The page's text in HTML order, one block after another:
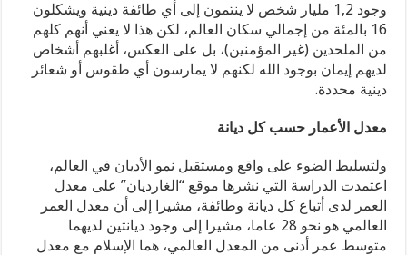
وجود 1,2 مليار شخص لا ينتمون إلى أي طائفة دينية ويشكلون
16 بالمئة من إجمالي سكان العالم، لكن هذا لا يعني أنهم كلهم
من الملحدين (غير المؤمنين)، بل على العكس، أغلبهم أشخاص
لديهم إيمان بوجود الله لكنهم لا يمارسون أي طقوس أو شعائر
دينية محددة.
معدل الأعمار حسب كل ديانة
ولتسليط الضوء على واقع ومستقبل نمو الأديان في العالم،
اعتمدت الدراسة التي نشرها موقع “الغارديان” على معدل
العمر لدى أتباع كل ديانة وطائفة، مشيرا إلى أن معدل العمر
العالمي هو نحو 28 عاما، مشيرا إلى وجود ديانتين لديهما
متوسط عمر أدنى من المعدل العالمي، هما الإسلام مع معدل